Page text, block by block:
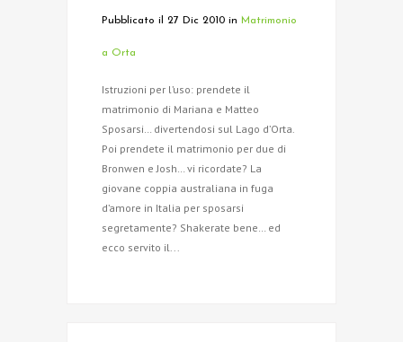
Pubblicato il 27 Dic 2010 in Matrimonio
a Orta
Istruzioni per l’uso: prendete il
matrimonio di Mariana e Matteo
Sposarsi… divertendosi sul Lago d’Orta.
Poi prendete il matrimonio per due di
Bronwen e Josh… vi ricordate? La
giovane coppia australiana in fuga
d’amore in Italia per sposarsi
segretamente? Shakerate bene… ed
ecco servito il...